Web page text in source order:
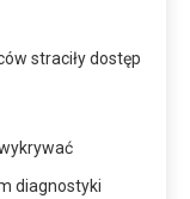
straciły dostęp
diagnostyki